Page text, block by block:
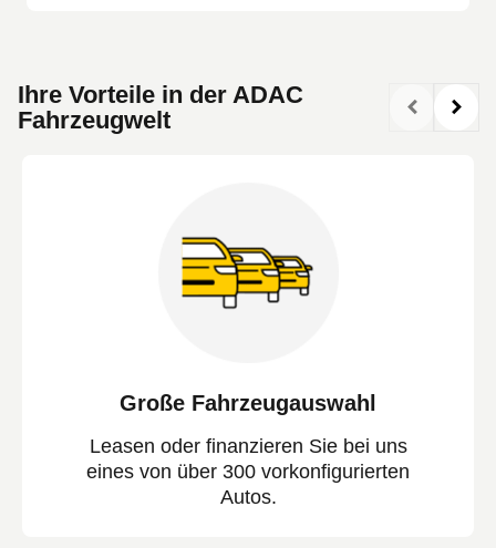
Ihre Vorteile in der ADAC
Fahrzeugwelt
Große Fahrzeugauswahl
Leasen oder finanzieren Sie bei uns
eines von über 300 vorkonfigurierten
Autos.